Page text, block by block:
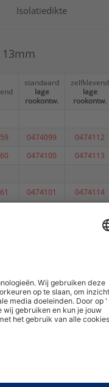
Isolatiedikte
13mm
standaard
lage
rookontw.
zelfklevend
lage
rookontw.
0474099 0474112
0474100 0474113
0474101 0474114
0474105 0474118
0474106 0474119
0474107 0474120